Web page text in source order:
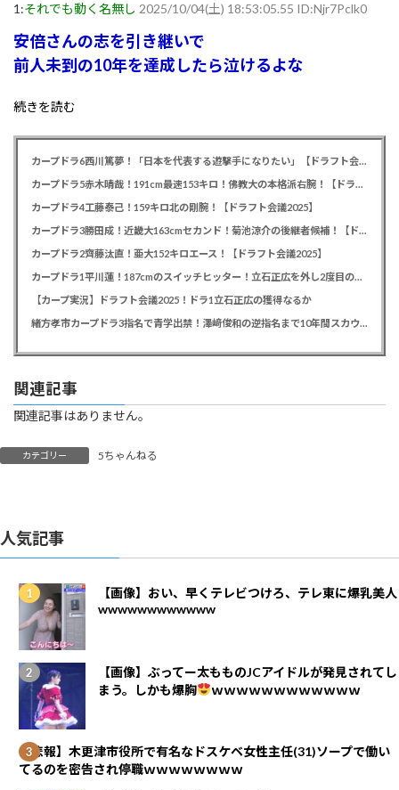
1:それでも動く名無し 2025/10/04(土) 18:53:05.55 ID:Njr7Pclk0
安倍さんの志を引き継いで
前人未到の10年を達成したら泣けるよな
続きを読む
カープドラ6西川篤夢！「日本を代表する遊撃手になりたい」【ドラフト会議2025】
カープドラ5赤木晴哉！191cm最速153キロ！佛教大の本格派右腕！【ドラフト会議2025】
カープドラ4工藤泰己！159キロ北の剛腕！【ドラフト会議2025】
カープドラ3勝田成！近畿大163cmセカンド！菊池涼介の後継者候補！【ドラフト会議2025】
カープドラ2齊藤汰直！亜大152キロエース！【ドラフト会議2025】
カープドラ1平川蓮！187cmのスイッチヒッター！立石正広を外し2度目の重複も新井監督がクジを引き当てる！【ドラフト会議2025】
【カープ実況】ドラフト会議2025！ドラ1立石正広の獲得なるか
緒方孝市カープドラ3指名で青学出禁！澤﨑俊和の逆指名まで10年間スカウト出禁
関連記事
関連記事はありません。
カテゴリー 5ちゃんねる
人気記事
【画像】おい、早くテレビつけろ、テレ東に爆乳美人
wwwwwwwwwwww
【画像】ぶってー太もものJCアイドルが発見されてし
まう。しかも爆胸
ｗｗｗｗｗｗｗｗｗｗｗｗ
【悲報】木更津市役所で有名なドスケベ女性主任(31)ソープで働い
てるのを密告され停職ｗｗｗｗｗｗｗｗ